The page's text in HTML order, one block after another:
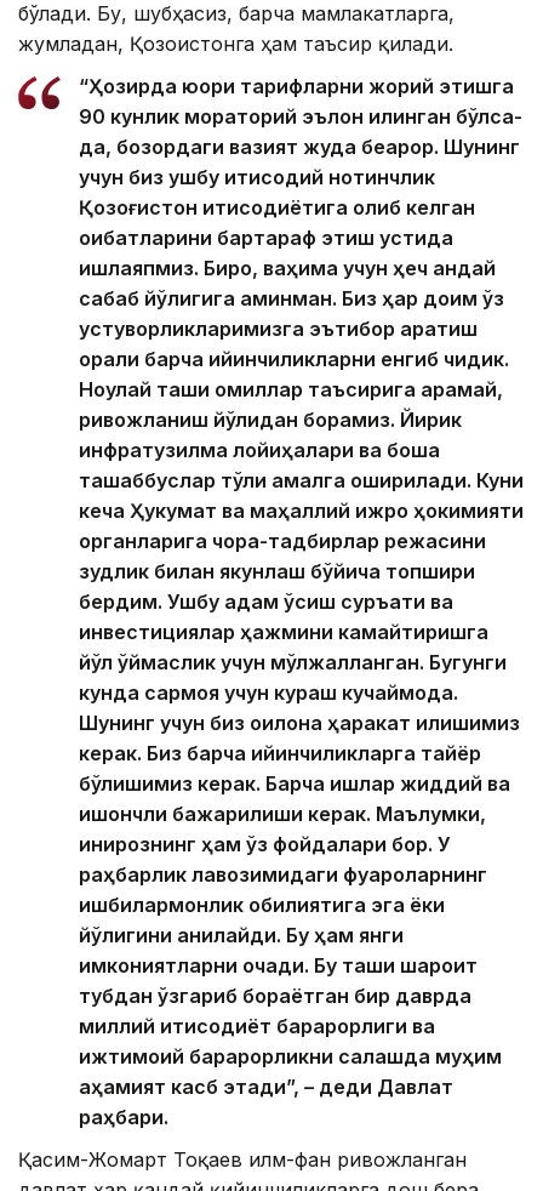
бўлади. Бу, шубҳасиз, барча мамлакатларга,
жумладан, Қозоғистонга ҳам таъсир қилади.
“Ҳозирда юқори тарифларни жорий этишга
90 кунлик мораторий эълон қилинган бўлса-
да, бозордаги вазият жуда беқарор. Шунинг
учун биз ушбу иқтисодий нотинчлик
Қозоғистон иқтисодиётига олиб келган
оқибатларини бартараф этиш устида
ишлаяпмиз. Бироқ, ваҳима учун ҳеч қандай
сабаб йўқлигига аминман. Биз ҳар доим ўз
устуворликларимизга эътибор қаратиш
орқали барча қийинчиликларни енгиб чиқдик.
Ноқулай ташқи омиллар таъсирига қарамай,
ривожланиш йўлидан борамиз. Йирик
инфратузилма лойиҳалари ва бошқа
ташаббуслар тўлиқ амалга оширилади. Куни
кеча Ҳукумат ва маҳаллий ижро ҳокимияти
органларига чора-тадбирлар режасини
зудлик билан якунлаш бўйича топшириқ
бердим. Ушбу қадам ўсиш суръати ва
инвестициялар ҳажмини камайтиришга
йўл қўймаслик учун мўлжалланган. Бугунги
кунда сармоя учун кураш кучаймоқда.
Шунинг учун биз оқилона ҳаракат қилишимиз
керак. Биз барча қийинчиликларга тайёр
бўлишимиз керак. Барча ишлар жиддий ва
ишончли бажарилиши керак. Маълумки,
инқирознинг ҳам ўз фойдалари бор. У
раҳбарлик лавозимидаги фуқароларнинг
ишбилармонлик қобилиятига эга ёки
йўқлигини аниқлайди. Бу ҳам янги
имкониятларни очади. Бу ташқи шароит
тубдан ўзгариб бораётган бир даврда
миллий иқтисодиёт барқарорлиги ва
ижтимоий барқарорликни сақлашда муҳим
аҳамият касб этади”, – деди Давлат
раҳбари.
Қасим-Жомарт Тоқаев илм-фан ривожланган